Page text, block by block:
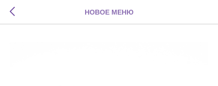
НОВОЕ МЕНЮ